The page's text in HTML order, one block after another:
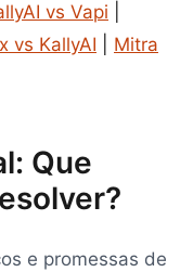
vs Vapi
vs KallyAI
Mitra
Que
e promessas de